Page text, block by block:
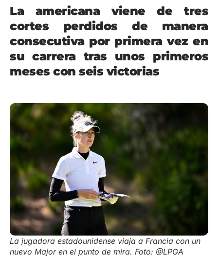
La americana viene de tres
cortes perdidos de manera
consecutiva por primera vez en
su carrera tras unos primeros
meses con seis victorias
La jugadora estadounidense viaja a Francia con un
nuevo Major en el punto de mira. Foto: @LPGA